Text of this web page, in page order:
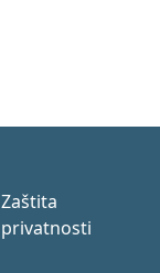
Zaštita
privatnosti